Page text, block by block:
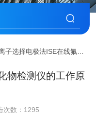
子选择电极法ISE在线氟化物检测仪的工作原理介绍
物检测仪的工作原
次数：1295